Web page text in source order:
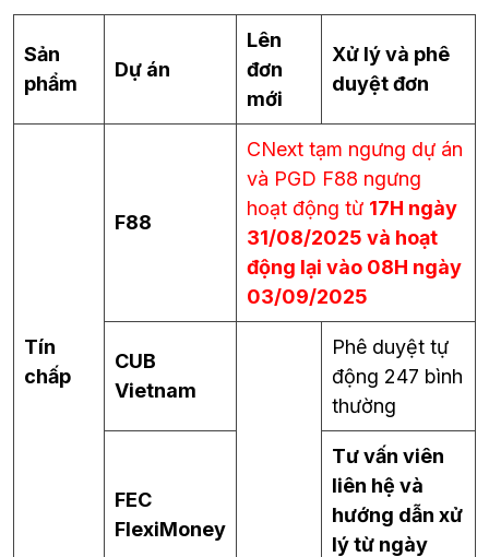
Sản
phẩm
Dự án
Lên
đơn
mới
Xử lý và phê
duyệt đơn
Tín
chấp
F88
CNext tạm ngưng dự án
và PGD F88 ngưng
hoạt động từ 17H ngày
31/08/2025 và hoạt
động lại vào 08H ngày
03/09/2025
CUB
Vietnam
Phê duyệt tự
động 247 bình
thường
FEC
FlexiMoney
Tư vấn viên
liên hệ và
hướng dẫn xử
lý từ ngày